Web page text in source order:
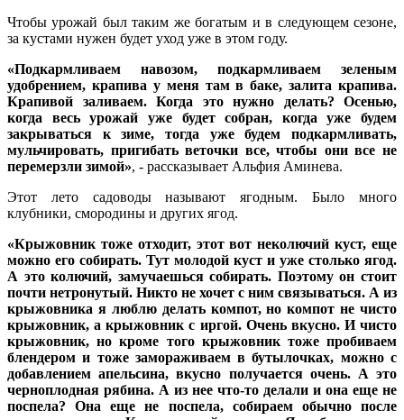
Чтобы урожай был таким же богатым и в следующем сезоне,
за кустами нужен будет уход уже в этом году.
«Подкармливаем навозом, подкармливаем зеленым
удобрением, крапива у меня там в баке, залита крапива.
Крапивой заливаем. Когда это нужно делать? Осенью,
когда весь урожай уже будет собран, когда уже будем
закрываться к зиме, тогда уже будем подкармливать,
мульчировать, пригибать веточки все, чтобы они все не
перемерзли зимой», - рассказывает Альфия Аминева.
Этот лето садоводы называют ягодным. Было много
клубники, смородины и других ягод.
«Крыжовник тоже отходит, этот вот неколючий куст, еще
можно его собирать. Тут молодой куст и уже столько ягод.
А это колючий, замучаешься собирать. Поэтому он стоит
почти нетронутый. Никто не хочет с ним связываться. А из
крыжовника я люблю делать компот, но компот не чисто
крыжовник, а крыжовник с иргой. Очень вкусно. И чисто
крыжовник, но кроме того крыжовник тоже пробиваем
блендером и тоже замораживаем в бутылочках, можно с
добавлением апельсина, вкусно получается очень. А это
черноплодная рябина. А из нее что-то делали и она еще не
поспела? Она еще не поспела, собираем обычно после